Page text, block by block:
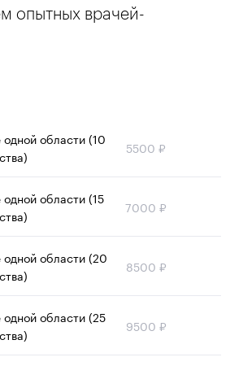
опытных врачей-
области (10
5500 ₽
области (15
7000 ₽
одной области (20
8500 ₽
области (25
9500 ₽